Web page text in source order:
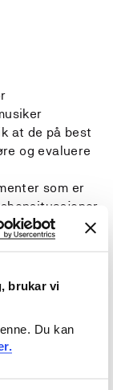
brukar vi
Du kan
at de på best
og evaluere
som er
partnerbasert